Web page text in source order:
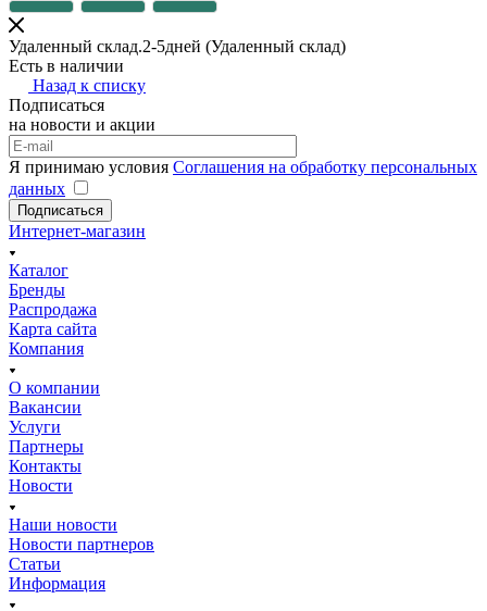
Удаленный склад.2-5дней (Удаленный склад)
Есть в наличии
Назад к списку
Подписаться
на новости и акции
Я принимаю условия Соглашения на обработку персональных
данных
Подписаться
Интернет-магазин
Каталог
Бренды
Распродажа
Карта сайта
Компания
О компании
Вакансии
Услуги
Партнеры
Контакты
Новости
Наши новости
Новости партнеров
Статьи
Информация